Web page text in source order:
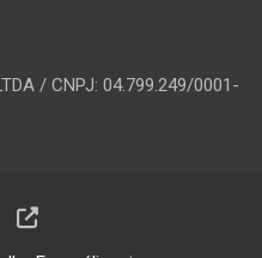
/ CNPJ: 04.799.249/0001-